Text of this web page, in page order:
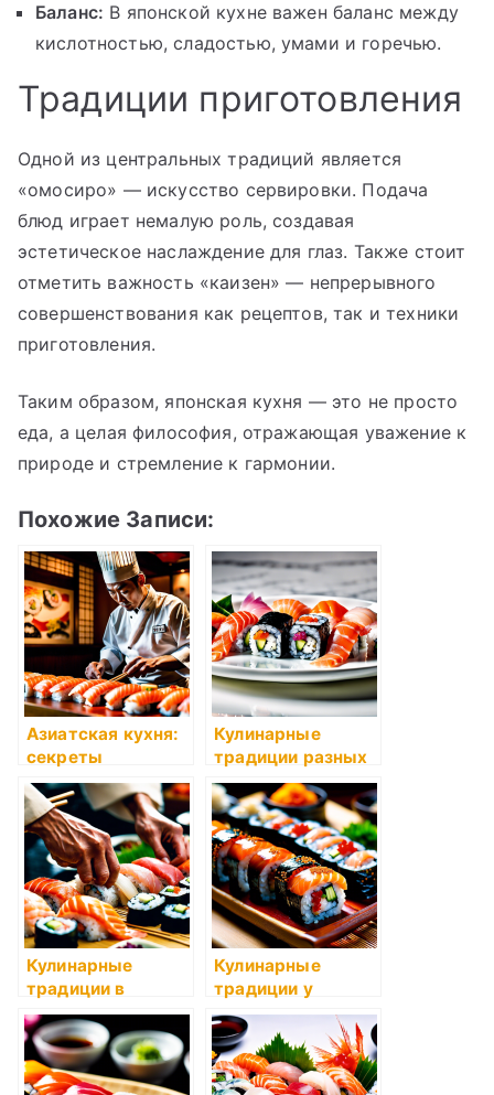
Баланс: В японской кухне важен баланс между
кислотностью, сладостью, умами и горечью.
Традиции приготовления
Одной из центральных традиций является
«омосиро» — искусство сервировки. Подача
блюд играет немалую роль, создавая
эстетическое наслаждение для глаз. Также стоит
отметить важность «каизен» — непрерывного
совершенствования как рецептов, так и техники
приготовления.
Таким образом, японская кухня — это не просто
еда, а целая философия, отражающая уважение к
природе и стремление к гармонии.
Похожие Записи:
Азиатская кухня:
секреты
приготовления
Кулинарные
традиции разных
стран
Кулинарные
традиции в
разные эпохи
Кулинарные
традиции у
разных народов